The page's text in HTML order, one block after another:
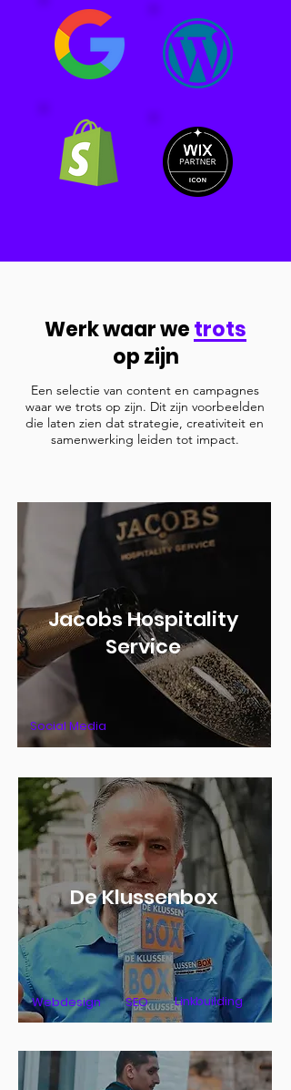
Werk waar wetrots
op zijn
Een selectie van content en campagnes
waar we trots op zijn. Dit zijn voorbeelden
die laten zien dat strategie, creativiteit en
samenwerking leiden tot impact.
Jacobs Hospitality
Service
Social Media
De Klussenbox
SEO Linkbuilding
Webdesign